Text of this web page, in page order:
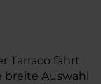
Tarraco fährt
breite Auswahl